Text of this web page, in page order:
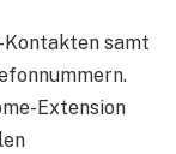
Kontakten samt
Extension